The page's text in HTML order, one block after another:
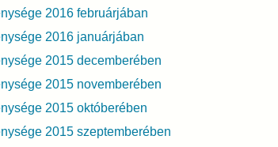
2016 februárjában
2016 januárjában
2015 decemberében
2015 novemberében
2015 októberében
2015 szeptemberében